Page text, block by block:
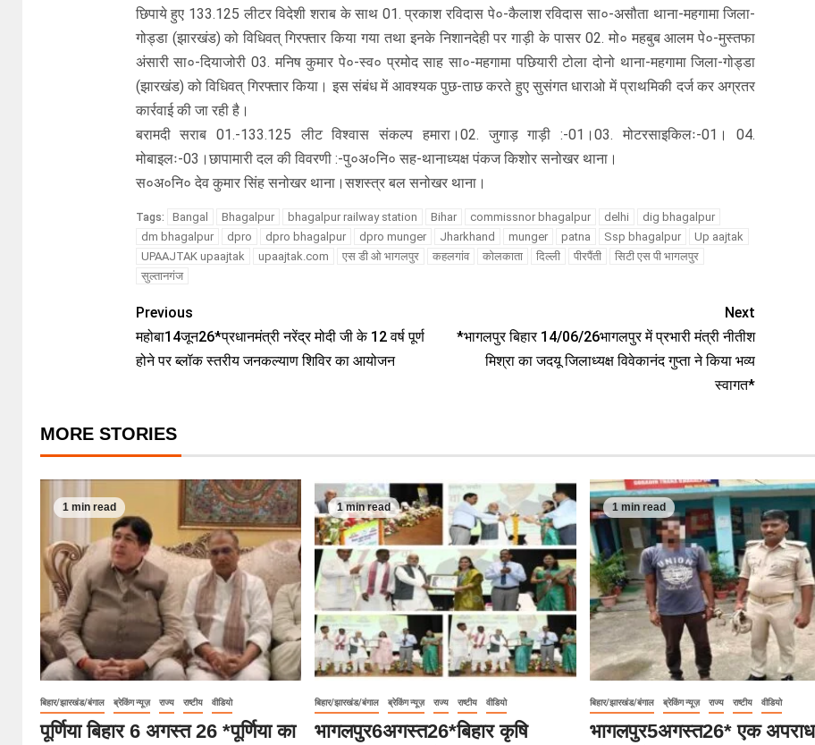
छिपाये हुए 133.125 लीटर विदेशी शराब के साथ 01. प्रकाश रविदास पे०-कैलाश रविदास सा०-असौता थाना-महगामा जिला-
गोड्डा (झारखंड) को विधिवत् गिरफ्तार किया गया तथा इनके निशानदेही पर गाड़ी के पासर 02. मो० महबुब आलम पे०-मुस्तफा
अंसारी सा०-दियाजोरी 03. मनिष कुमार पे०-स्व० प्रमोद साह सा०-महगामा पछियारी टोला दोनो थाना-महगामा जिला-गोड्डा
(झारखंड) को विधिवत् गिरफ्तार किया। इस संबंध में आवश्यक पुछ-ताछ करते हुए सुसंगत धाराओ में प्राथमिकी दर्ज कर अग्रतर
कार्रवाई की जा रही है।
बरामदी सराब 01.-133.125 लीट विश्वास संकल्प हमारा।02. जुगाड़ गाड़ी :-01।03. मोटरसाइकिलः-01। 04.
मोबाइलः-03।छापामारी दल की विवरणी :-पु०अ०नि० सह-थानाध्यक्ष पंकज किशोर सनोखर थाना।
स०अ०नि० देव कुमार सिंह सनोखर थाना।सशस्त्र बल सनोखर थाना।
Tags: Bangal Bhagalpur bhagalpur railway station Bihar commissnor bhagalpur delhi
dig bhagalpur
dm bhagalpur
dpro dpro bhagalpur dpro munger Jharkhand munger patna Ssp bhagalpur
Up aajtak
UPAAJTAK upaajtak
upaajtak.com एस डी ओ भागलपुर कहलगांव कोलकाता दिल्ली पीरपैंती
सिटी एस पी भागलपुर
सुल्तानगंज
Previous
महोबा14जून26*प्रधानमंत्री नरेंद्र मोदी जी के 12 वर्ष पूर्ण
होने पर ब्लॉक स्तरीय जनकल्याण शिविर का आयोजन
Next
*भागलपुर बिहार 14/06/26भागलपुर में प्रभारी मंत्री नीतीश
मिश्रा का जदयू जिलाध्यक्ष विवेकानंद गुप्ता ने किया भव्य
स्वागत*
MORE STORIES
1 min read
बिहार/झारखंड/बंगाल ब्रेकिंग न्यूज़ राज्य राष्टीय वीडियो
पूर्णिया बिहार 6 अगस्त 26 *पूर्णिया का
1 min read
बिहार/झारखंड/बंगाल ब्रेकिंग न्यूज़ राज्य राष्टीय वीडियो
भागलपुर6अगस्त26*बिहार कृषि
1 min read
बिहार/झारखंड/बंगाल ब्रेकिंग न्यूज़ राज्य राष्टीय वीडियो
भागलपुर5अगस्त26* एक